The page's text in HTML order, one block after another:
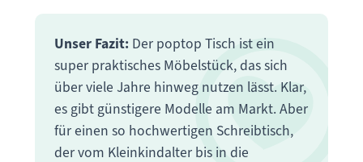
Unser Fazit: Der poptop Tisch ist ein
super praktisches Möbelstück, das sich
über viele Jahre hinweg nutzen lässt. Klar,
es gibt günstigere Modelle am Markt. Aber
für einen so hochwertigen Schreibtisch,
der vom Kleinkindalter bis in die